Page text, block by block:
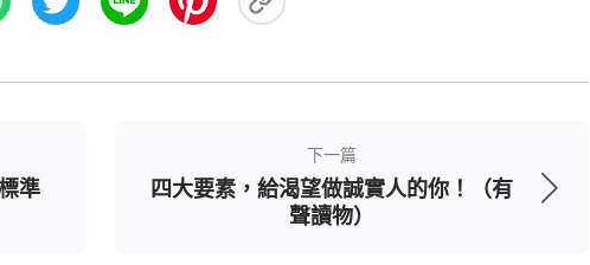
的情形下向神禱告，第二次還是那樣禱告，一共禱告三
怎麼帶領我，求你給我預備條件……也可能就不給你預
禱告如果總說『神，求你給我預備，加給我力量』，這
理智，在順服的前提下禱告，別定規。沒等禱告先定規
準
下一篇
四大要素，給渴望做誠實人的你！（有
聲讀物）